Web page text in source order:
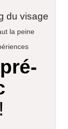
du visage
la peine
!